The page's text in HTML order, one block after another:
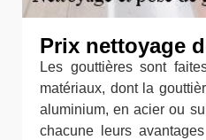
Prix nettoyage
Les gouttières sont
matériaux, dont la
aluminium, en acier ou
chacune leurs